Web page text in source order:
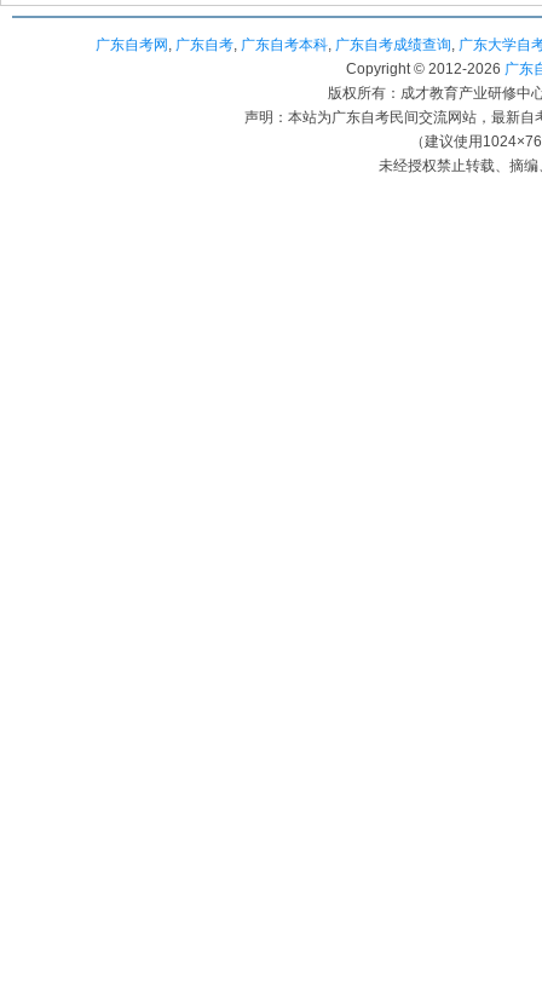
广东自考网 , 广东自考, 广东自考本科, 广东自考成绩查询, 广东大学自
Copyright © 2012-2026 广东
版权所有：成才教育产业研修中
声明：本站为广东自考民间交流网站，最新
（建议使用
未经授权禁止转载、摘